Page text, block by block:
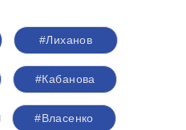
#Лиханов
#Кабанова
#Власенко